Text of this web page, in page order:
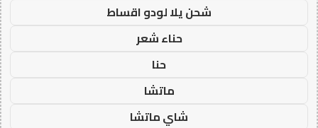
شحن يلا لودو اقساط
حناء شعر
حنا
ماتشا
شاي ماتشا